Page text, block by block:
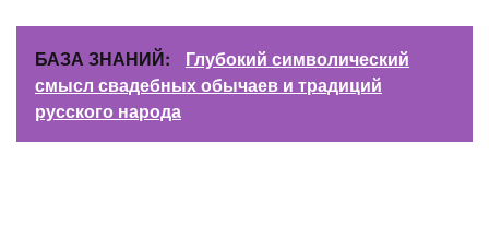
БАЗА ЗНАНИЙ:
Глубокий символический
смысл свадебных обычаев и традиций
русского народа